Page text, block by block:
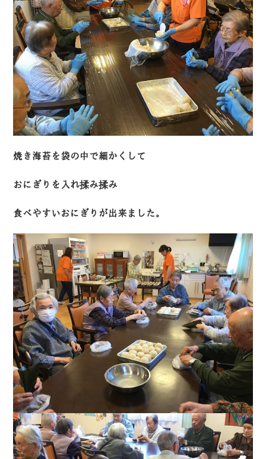
焼き海苔を袋の中で細かくして
おにぎりを入れ揉み揉み
食べやすいおにぎりが出来ました。